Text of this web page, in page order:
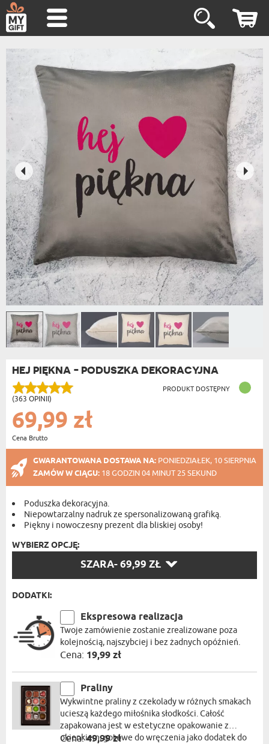
HEJ PIĘKNA - PODUSZKA DEKORACYJNA
(363 OPINII)
PRODUKT DOSTĘPNY
69,99 zł
Cena Brutto
GWARANTOWANA DOSTAWA NA: PONIEDZIAŁEK, 10 SIERPNIA
ZAMÓW W CIĄGU: 18 GODZIN 04 MINUT 24 SEKUND
Poduszka dekoracyjna.
Niepowtarzalny nadruk ze spersonalizowaną grafiką.
Piękny i nowoczesny prezent dla bliskiej osoby!
WYBIERZ OPCJĘ:
SZARA- 69,99 ZŁ
DODATKI:
Ekspresowa realizacja
Twoje zamówienie zostanie zrealizowane poza
kolejnością, najszybciej i bez żadnych opóźnień.
Cena: 19,99 zł
Praliny
Wykwintne praliny z czekolady w różnych smakach
ucieszą każdego miłośnika słodkości. Całość
zapakowana jest w estetyczne opakowanie z
okienkiem, gotowe do wręczenia jako dodatek do
Cena:49,99 zł